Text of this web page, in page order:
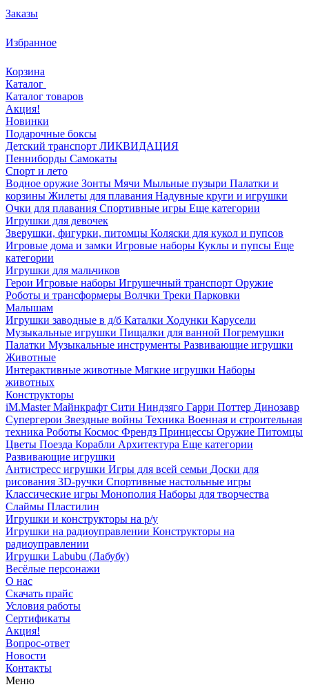
Заказы
Избранное
Корзина
Каталог
Каталог товаров
Акция!
Новинки
Подарочные боксы
Детский транспорт ЛИКВИДАЦИЯ
Пенниборды Самокаты
Спорт и лето
Водное оружие Зонты Мячи Мыльные пузыри Палатки и
корзины Жилеты для плавания Надувные круги и игрушки
Очки для плавания Спортивные игры Еще категории
Игрушки для девочек
Зверушки, фигурки, питомцы Коляски для кукол и пупсов
Игровые дома и замки Игровые наборы Куклы и пупсы Еще
категории
Игрушки для мальчиков
Герои Игровые наборы Игрушечный транспорт Оружие
Роботы и трансформеры Волчки Треки Парковки
Малышам
Игрушки заводные в д/б Каталки Ходунки Карусели
Музыкальные игрушки Пищалки для ванной Погремушки
Палатки Музыкальные инструменты Развивающие игрушки
Животные
Интерактивные животные Мягкие игрушки Наборы
животных
Конструкторы
iM.Master Майнкрафт Сити Ниндзяго Гарри Поттер Динозавр
Супергерои Звездные войны Техника Военная и строительная
техника Роботы Космос Френдз Принцессы Оружие Питомцы
Цветы Поезда Корабли Архитектура Еще категории
Развивающие игрушки
Антистресс игрушки Игры для всей семьи Доски для
рисования 3D-ручки Спортивные настольные игры
Классические игры Монополия Наборы для творчества
Слаймы Пластилин
Игрушки и конструкторы на р/у
Игрушки на радиоуправлении Конструкторы на
радиоуправлении
Игрушки Labubu (Лабубу)
Весёлые персонажи
О нас
Скачать прайс
Условия работы
Сертификаты
Акция!
Вопрос-ответ
Новости
Контакты
Меню